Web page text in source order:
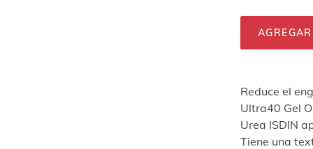
Reduce el
Ultra40 Gel
Urea ISDIN
Tiene una